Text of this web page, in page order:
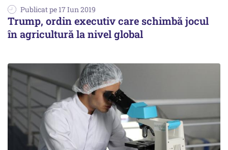
Publicat pe 17 Iun 2019
Trump, ordin executiv care schimbă jocul
în agricultură la nivel global